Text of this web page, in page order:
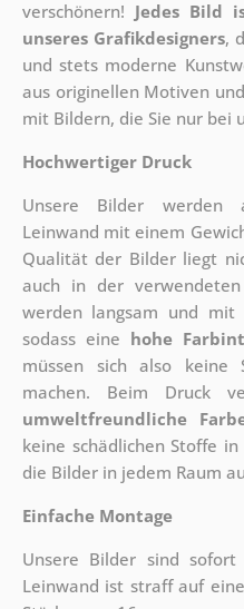
verschönern! Jedes Bild
unseres Grafikdesigners,
und stets moderne
aus originellen Motiven
mit Bildern, die Sie nur bei
Hochwertiger Druck
Unsere Bilder werden
Leinwand mit einem
Qualität der Bilder liegt
auch in der
werden langsam und mit
sodass eine hohe
müssen sich also keine
machen. Beim Druck
umweltfreundliche
keine schädlichen Stoffe
die Bilder in jedem Raum
Einfache Montage
Unsere Bilder sind
Leinwand ist straff auf